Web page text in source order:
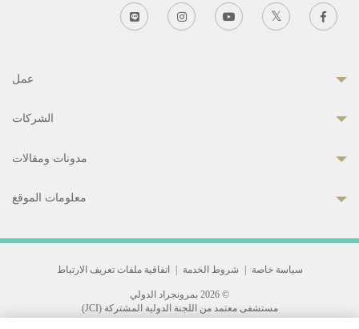
عمل
الشركات
مدونات ومقالات
معلومات الموقع
سياسة خاصة شروط الخدمة اتفاقية ملفات تعريف الارتباط
© 2026 بمرونجراد الدولي
مستشفى معتمد من اللجنة الدولية المشتركة (JCI)